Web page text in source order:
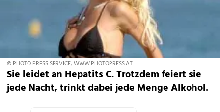
© PHOTO PRESS SERVICE, WWW.PHOTOPRESS.AT
Sie leidet an Hepatits C. Trotzdem feiert sie
jede Nacht, trinkt dabei jede Menge Alkohol.